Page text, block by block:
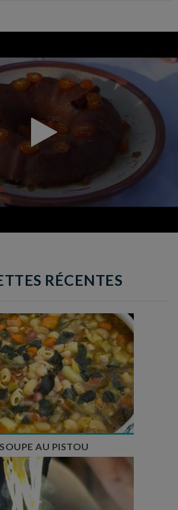
RÉCENTES
de préparation : 35 min
Temps de cuisson : 1h15
Nombre de couverts : 8
SOUPE AU PISTOU